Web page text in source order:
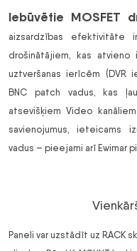
Iebūvētie MOSFET
aizsardzības efektivitāte
drošinātājiem, kas atvieno
uztveršanas ierīcēm (DVR
BNC patch vadus, kas
atsevišķiem Video
savienojumus, ieteicams
vadus – pieejami arī Ewimar
Paneli var uzstādīt uz RACK